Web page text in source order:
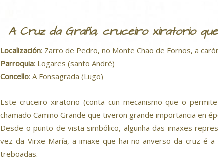
A Cruz da Graña, cruceiro xiratorio
Localización: Zarro de Pedro, no Monte Chao de Fornos, a
Parroquia: Logares (santo André)
Concello: A Fonsagrada (Lugo)
Este cruceiro xiratorio (conta cun mecanismo que o
chamado Camiño Grande que tiveron grande importancia en
Desde o punto de vista simbólico, algunha das imaxes
vez da Virxe María, a imaxe que hai no anverso da cruz é
treboadas.